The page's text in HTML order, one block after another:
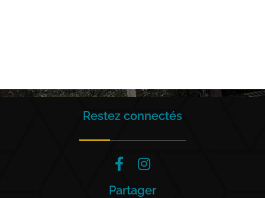
Restez connectés
Partager